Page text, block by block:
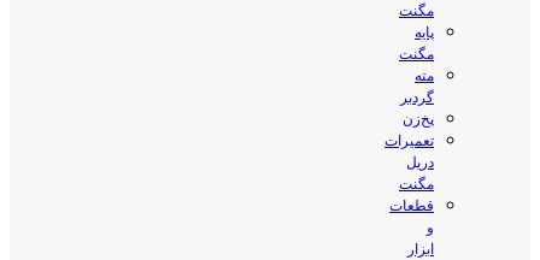
مگنت
پایه
مگنت
مته
گردبر
پخ‌زن
تعمیرات
دریل
مگنت
قطعات
و
ابزار